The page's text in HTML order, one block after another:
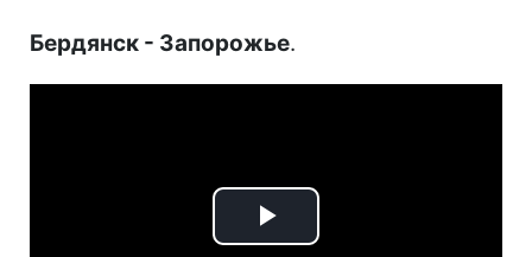
Бердянск - Запорожье.
Play